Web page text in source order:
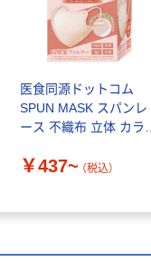
医食同源ドットコム
SPUN MASK スパンレ
ース 不織布 立体 カラー
￥437~ （税込）